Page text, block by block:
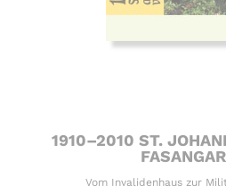
1910–2010 ST.
Vom Invalidenhaus zur